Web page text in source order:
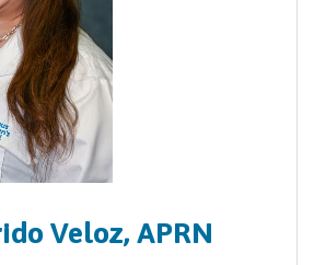
Veloz, APRN